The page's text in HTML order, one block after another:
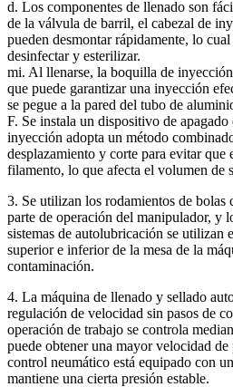
d. Los componentes de llenado son
de la válvula de barril, el cabezal de
pueden desmontar rápidamente, lo
desinfectar y esterilizar.
mi. Al llenarse, la boquilla de
que puede garantizar una inyección
se pegue a la pared del tubo de
F. Se instala un dispositivo de
inyección adopta un método
desplazamiento y corte para evitar que
filamento, lo que afecta el volumen de
3. Se utilizan los rodamientos de bolas
parte de operación del manipulador, y
sistemas de autolubricación se utilizan
superior e inferior de la mesa de la
contaminación.
4. La máquina de llenado y sellado
regulación de velocidad sin pasos de
operación de trabajo se controla
puede obtener una mayor velocidad
control neumático está equipado con
mantiene una cierta presión estable.